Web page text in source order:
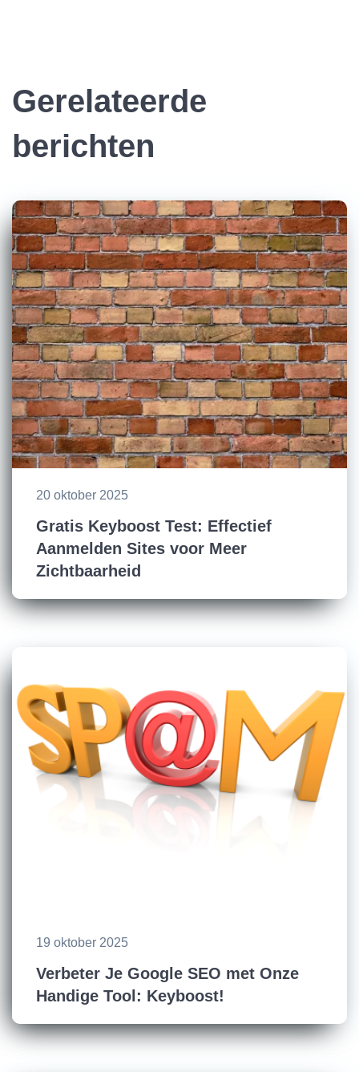
Gerelateerde
berichten
20 oktober 2025
Gratis Keyboost Test: Effectief
Aanmelden Sites voor Meer
Zichtbaarheid
19 oktober 2025
Verbeter Je Google SEO met Onze
Handige Tool: Keyboost!